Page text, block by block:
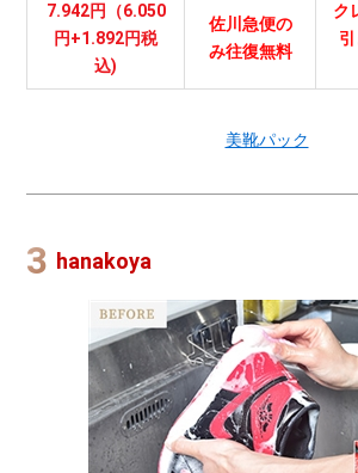
7.942円（6.050
円+1.892円税
込)
佐川急便の
み往復無料
ク
美靴パック
hanakoya